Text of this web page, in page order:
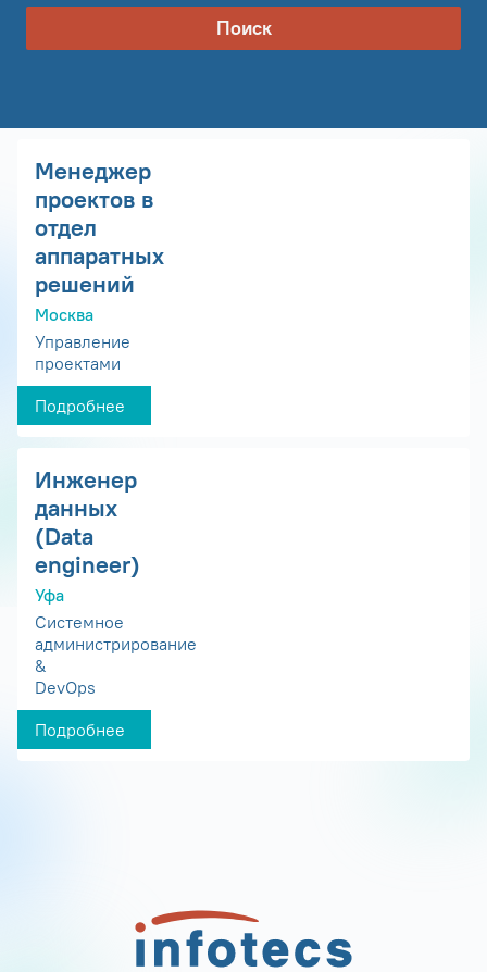
Поиск
Менеджер
проектов в
отдел
аппаратных
решений
Москва
Управление
проектами
Подробнее
Инженер
данных
(Data
engineer)
Уфа
Системное
администрирование
&
DevOps
Подробнее